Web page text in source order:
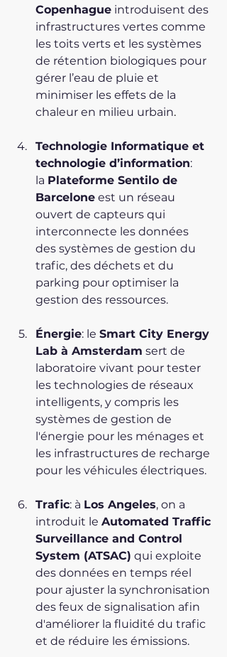
Copenhague introduisent des
infrastructures vertes comme
les toits verts et les systèmes
de rétention biologiques pour
gérer l’eau de pluie et
minimiser les effets de la
chaleur en milieu urbain.
Technologie Informatique et
technologie d’information:
la Plateforme Sentilo de
Barcelone est un réseau
ouvert de capteurs qui
interconnecte les données
des systèmes de gestion du
trafic, des déchets et du
parking pour optimiser la
gestion des ressources.
Énergie: le Smart City Energy
Lab à Amsterdam sert de
laboratoire vivant pour tester
les technologies de réseaux
intelligents, y compris les
systèmes de gestion de
l'énergie pour les ménages et
les infrastructures de recharge
pour les véhicules électriques.
Trafic: à Los Angeles, on a
introduit le Automated Traffic
Surveillance and Control
System (ATSAC) qui exploite
des données en temps réel
pour ajuster la synchronisation
des feux de signalisation afin
d'améliorer la fluidité du trafic
et de réduire les émissions.